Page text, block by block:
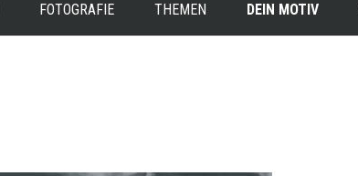
FOTOGRAFIE THEMEN DEIN MOTIV